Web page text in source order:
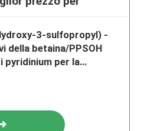
3-sulfopropyl) -
della betaina/PPSOH
pyridinium per la